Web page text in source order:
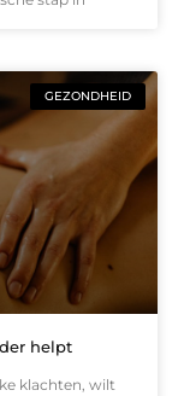
GEZONDHEID
helpt
klachten, wilt